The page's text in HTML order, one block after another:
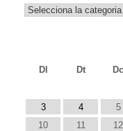
Notícies
Dl
Dt Dc
3
4 5
10
11 12